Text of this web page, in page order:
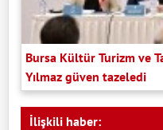
Bursa Kültür Turizm ve
Yılmaz güven tazeledi
İlişkili haber: